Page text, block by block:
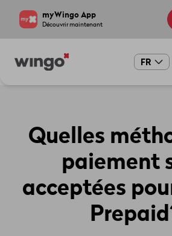
myWingo App
Découvrir maintenant
Main
FR
Quelles
paiement
acceptées